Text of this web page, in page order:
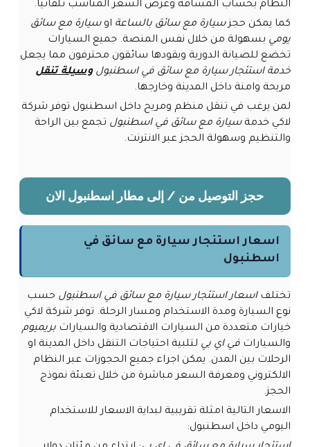
النظام بحساب المسافة وعرض السعر المناسب تلقائيا.
كما يمكن حجزسيارة مع سائق بالساعة اوسيارة مع سائق
يومي بسهولة من خلال نفس المنصة. جميع السيارات
تخضع للصيانة الدورية ويقودها سائقون محترفون مما يجعل
خدمة استئجار سيارة مع سائق في اسطنبول وسيلة تنقل
مريحة وامنة داخل المدينة وخارجها.
لمن يرغب في تنقل منظم ومريح داخل اسطنبول توفر شركة
لاكي خدمةسيارة مع سائق في اسطنبول تجمع بين الراحة
والتنظيم وسهولة الحجز عبر الانترنت.
حجز التوصيل من / إلى مطار اسطنبول الان
اسعار استئجار سيارة مع سائق في
اسطنبول
تختلفاسعار استئجار سيارة مع سائق في اسطنبول حسب
نوع السيارة ومدة الاستخدام ومسار الرحلة. توفر شركة لاكي
خيارات متعددة من السيارات الاقتصادية والسياراتبريميوم
والسياراتفي اي بي لتلبية احتياجات التنقل داخل المدينة او
الرحلات بين المدن. يمكن اجراء جميع الحجوزات عبر النظام
الالكتروني ومعرفة السعر مباشرة من خلال تعبئة نموذج
الحجز.
الاسعار التالية امثلة تقريبية لبداية الاسعار للاستخدام
اليومي داخل اسطنبول: